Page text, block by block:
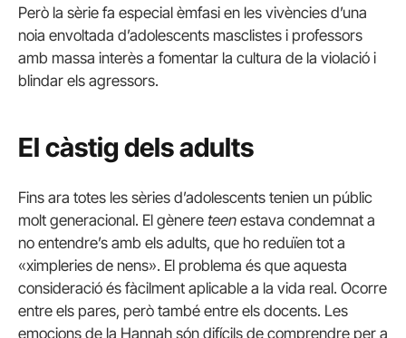
Però la sèrie fa especial èmfasi en les vivències d’una
noia envoltada d’adolescents masclistes i professors
amb massa interès a fomentar la cultura de la violació i
blindar els agressors.
El càstig dels adults
Fins ara totes les sèries d’adolescents tenien un públic
molt generacional. El gènere teen estava condemnat a
no entendre’s amb els adults, que ho reduïen tot a
«ximpleries de nens». El problema és que aquesta
consideració és fàcilment aplicable a la vida real. Ocorre
entre els pares, però també entre els docents. Les
emocions de la Hannah són difícils de comprendre per a